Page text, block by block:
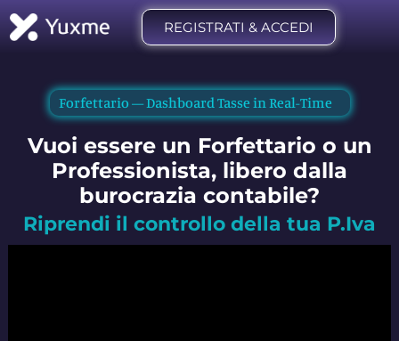
REGISTRATI & ACCEDI
Forfettario — Dashboard Tasse in Real-Time
Vuoi essere un Forfettario o un
Professionista, libero dalla
burocrazia contabile?
Riprendi il controllo della tua P.Iva